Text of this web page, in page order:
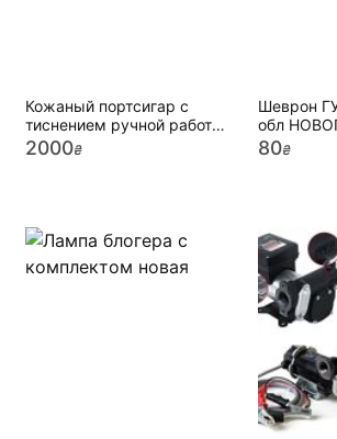
Кожаный портсигар с
тиснением ручной работы.
Ваши размеры, ручной
шов
2000₴
Шеврон
обл
80₴